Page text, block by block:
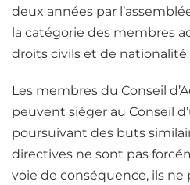
deux années par
la catégorie des membres
droits civils et de nationalité
Les membres du Conseil
peuvent siéger au Conseil
poursuivant des buts
directives ne sont pas
voie de conséquence, ils